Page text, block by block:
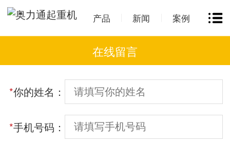
产品 新闻 案例
在线留言
*你的姓名：
*手机号码：